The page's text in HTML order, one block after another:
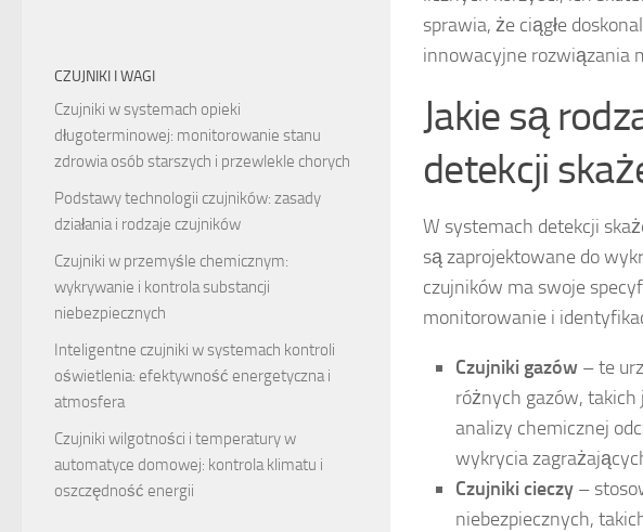
sprawia, że ciągłe
innowacyjne rozwiązania
Jakie są
detekcji
W systemach detekcji
są zaprojektowane do
czujników ma swoje
monitorowanie i
Czujniki gazów – te
różnych gazów, takich
analizy chemicznej
wykrycia
Czujniki cieczy –
niebezpiecznych,
CZUJNIKI I WAGI
Czujniki w systemach opieki
długoterminowej: monitorowanie stanu
zdrowia osób starszych i przewlekle chorych
Podstawy technologii czujników: zasady
działania i rodzaje czujników
Czujniki w przemyśle chemicznym:
wykrywanie i kontrola substancji
niebezpiecznych
Inteligentne czujniki w systemach kontroli
oświetlenia: efektywność energetyczna i
atmosfera
Czujniki wilgotności i temperatury w
automatyce domowej: kontrola klimatu i
oszczędność energii